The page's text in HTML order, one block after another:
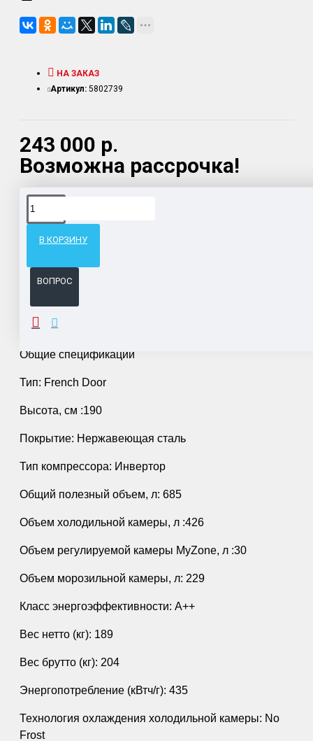
243 000 р.
Возможна рассрочка!
НА ЗАКАЗ
Артикул: 5802739
В КОРЗИНУ
ВОПРОС
Доставка товара по всему Таможенному союзу.
ОПИСАНИЕ
Общие спецификации
Тип: French Door
Высота, см :190
Покрытие: Нержавеющая сталь
Тип компрессора: Инвертор
Общий полезный объем, л: 685
Объем холодильной камеры, л :426
Объем регулируемой камеры MyZone, л :30
Объем морозильной камеры, л: 229
Класс энергоэффективности: A++
Вес нетто (кг): 189
Вес брутто (кг): 204
Энергопотребление (кВтч/г): 435
Технология охлаждения холодильной камеры: No
Frost